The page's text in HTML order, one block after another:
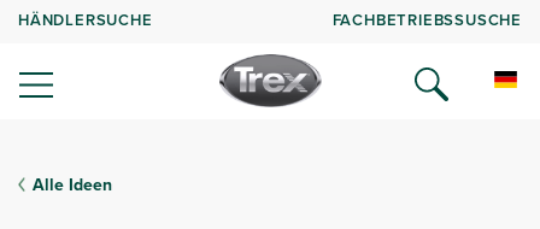
HÄNDLERSUCHE FACHBETRIEBSSUSCHE
Alle Ideen